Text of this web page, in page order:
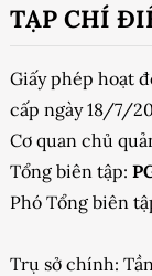
TẠP CHÍ
Giấy phép hoạt
cấp ngày 18/7/
Cơ quan chủ
Tổng biên tập:
Phó Tổng biên
Trụ sở chính: